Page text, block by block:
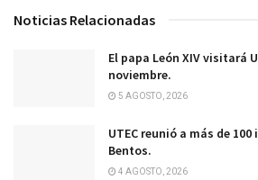
Noticias Relacionadas
El papa León XIV visitará
noviembre.
5 AGOSTO, 2026
UTEC reunió a más de
Bentos.
4 AGOSTO, 2026